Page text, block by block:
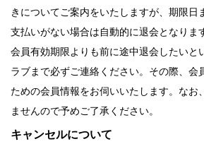
きについてご案内をいたしますが、期限日
支払いがない場合は自動的に退会となりま
会員有効期限よりも前に途中退会したいと
ラブまで必ずご連絡ください。その際、会
ための会員情報をお伺いいたします。なお
ませんので予めご了承ください。
キャンセルについて